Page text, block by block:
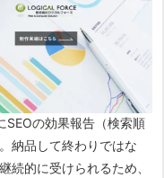
栃木の一部に限定し、密
トの要望を形にしていま
SEOの効果報告（検索順
納品して終わりではな
続的に受けられるため、